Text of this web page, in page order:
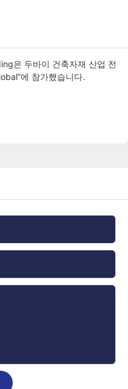
은 두바이 건축자재 산업 전
에 참가했습니다.